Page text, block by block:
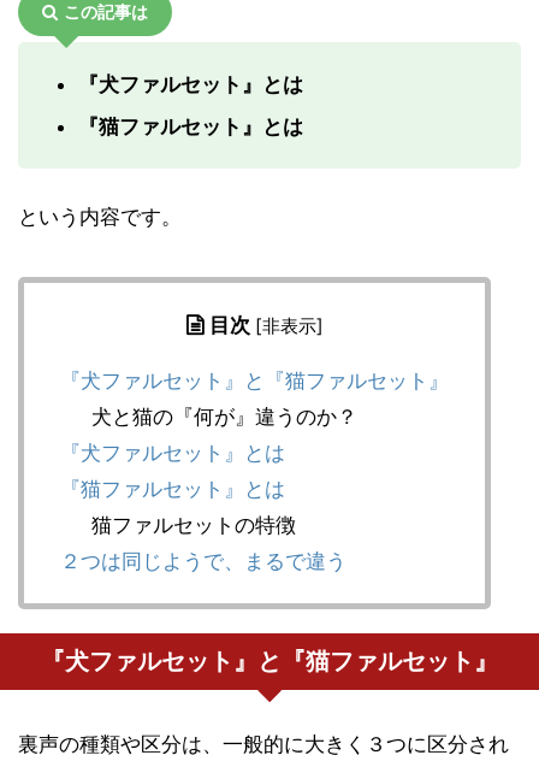
この記事は
『犬ファルセット』とは
『猫ファルセット』とは
という内容です。
目次 [非表示]
『犬ファルセット』と『猫ファルセット』
犬と猫の『何が』違うのか？
『犬ファルセット』とは
『猫ファルセット』とは
猫ファルセットの特徴
２つは同じようで、まるで違う
『犬ファルセット』と『猫ファルセット』
裏声の種類や区分は、一般的に大きく３つに区分され